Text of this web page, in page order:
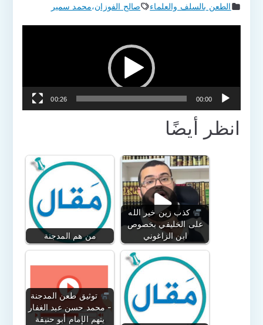
الطعن بالسلف والعلماء صالح الفوزان،محمد سمير
00:00
00:26
انظر أيضًا
من هم المدجنة
كذب زين خير الله
على الخليفي بخصوص
ابن الزاغوني
توثيق طعن المدجنة
- محمد حسن عبد الغفار
يتهم الإمام أبو حنيفة